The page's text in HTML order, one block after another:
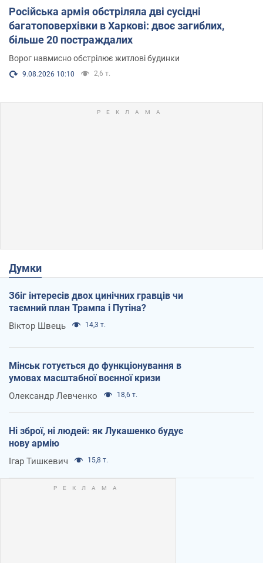
Російська армія обстріляла дві сусідні
багатоповерхівки в Харкові: двоє загиблих,
більше 20 постраждалих
Ворог навмисно обстрілює житлові будинки
9.08.2026 10:10 2,6 т.
Думки
Збіг інтересів двох цинічних гравців чи
таємний план Трампа і Путіна?
Віктор Швець 14,3 т.
Мінськ готується до функціонування в
умовах масштабної воєнної кризи
Олександр Левченко 18,6 т.
Ні зброї, ні людей: як Лукашенко будує
нову армію
Ігар Тишкевич 15,8 т.